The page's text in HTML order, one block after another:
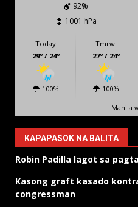
92%
1001 hPa
Today
29º / 24º
100%
Tmrw.
27º / 24º
100%
Manila
KAPAPASOK NA BALITA
Robin Padilla lagot sa
Kasong graft kasado
congressman